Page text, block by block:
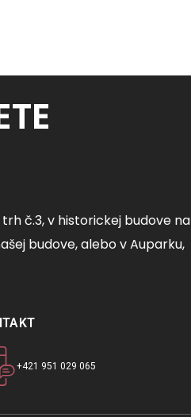
č.3, v historickej budove na
budove, alebo v Auparku,
+421 951 029 065